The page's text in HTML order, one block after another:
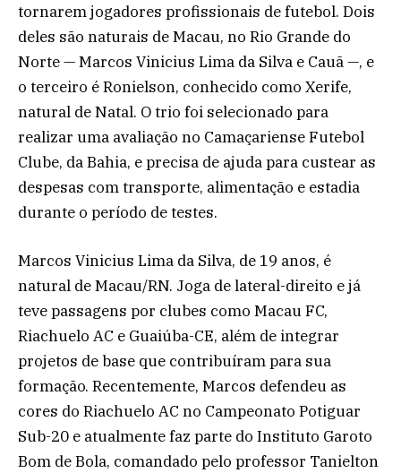
tornarem jogadores profissionais de futebol. Dois
deles são naturais de Macau, no Rio Grande do
Norte — Marcos Vinicius Lima da Silva e Cauã —, e
o terceiro é Ronielson, conhecido como Xerife,
natural de Natal. O trio foi selecionado para
realizar uma avaliação no Camaçariense Futebol
Clube, da Bahia, e precisa de ajuda para custear as
despesas com transporte, alimentação e estadia
durante o período de testes.
Marcos Vinicius Lima da Silva, de 19 anos, é
natural de Macau/RN. Joga de lateral-direito e já
teve passagens por clubes como Macau FC,
Riachuelo AC e Guaiúba-CE, além de integrar
projetos de base que contribuíram para sua
formação. Recentemente, Marcos defendeu as
cores do Riachuelo AC no Campeonato Potiguar
Sub-20 e atualmente faz parte do Instituto Garoto
Bom de Bola, comandado pelo professor Tanielton